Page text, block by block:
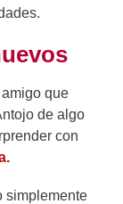
que
de algo
con
.
simplemente